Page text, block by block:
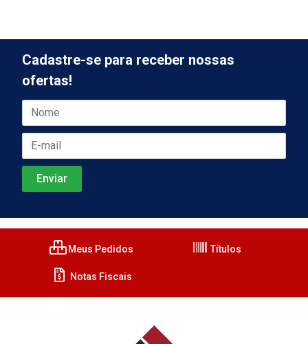
Cadastre-se para receber nossas
ofertas!
Meus Pedidos Títulos
Notas Fiscais